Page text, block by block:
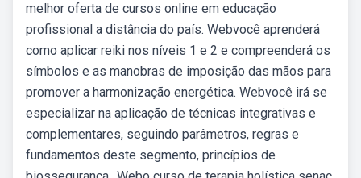
melhor oferta de cursos online em educação
profissional a distância do país. Webvocê aprenderá
como aplicar reiki nos níveis 1 e 2 e compreenderá os
símbolos e as manobras de imposição das mãos para
promover a harmonização energética. Webvocê irá se
especializar na aplicação de técnicas integrativas e
complementares, seguindo parâmetros, regras e
fundamentos deste segmento, princípios de